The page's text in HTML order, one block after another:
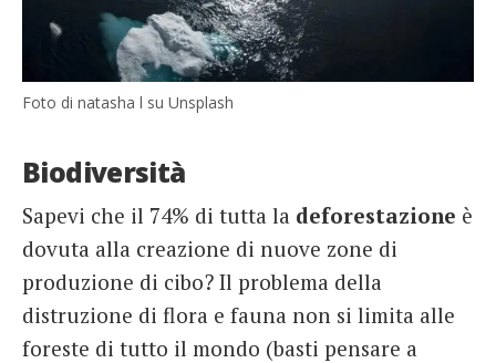
Foto di natasha l su Unsplash
Biodiversità
Sapevi che il 74% di tutta la deforestazione è
dovuta alla creazione di nuove zone di
produzione di cibo? Il problema della
distruzione di flora e fauna non si limita alle
foreste di tutto il mondo (basti pensare a